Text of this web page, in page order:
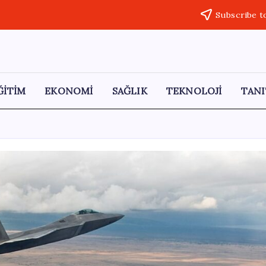
Subscribe
EKONOMİ SAĞLIK TEKNOLOJİ